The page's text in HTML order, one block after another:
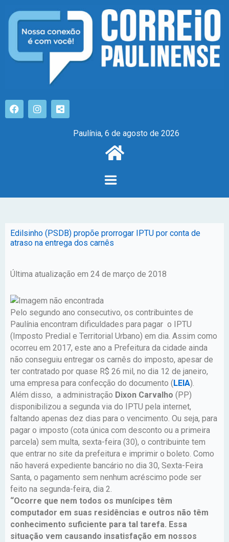
Paulínia, 6 de agosto de 2026
Edilsinho (PSDB) propõe prorrogar IPTU por conta de
atraso na entrega dos carnês
Última atualização em 24 de março de 2018
Pelo segundo ano consecutivo, os contribuintes de
Paulínia encontram dificuldades para pagar o IPTU
(Imposto Predial e Territorial Urbano) em dia. Assim como
ocorreu em 2017, este ano a Prefeitura da cidade ainda
não conseguiu entregar os carnês do imposto, apesar de
ter contratado por quase R$ 26 mil, no dia 12 de janeiro,
uma empresa para confecção do documento (LEIA).
Além disso, a administração Dixon Carvalho (PP)
disponibilizou a segunda via do IPTU pela internet,
faltando apenas dez dias para o vencimento. Ou seja, para
pagar o imposto (cota única com desconto ou a primeira
parcela) sem multa, sexta-feira (30), o contribuinte tem
que entrar no site da prefeitura e imprimir o boleto. Como
não haverá expediente bancário no dia 30, Sexta-Feira
Santa, o pagamento sem nenhum acréscimo pode ser
feito na segunda-feira, dia 2.
“Ocorre que nem todos os munícipes têm
computador em suas residências e outros não têm
conhecimento suficiente para tal tarefa. Essa
situação vem causando insatisfação em nossos